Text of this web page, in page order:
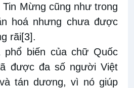
Tin Mừng cũng như trong
hoá nhưng chưa được
rãi[3].
phổ biến của chữ Quốc
được đa số người Việt
tán dương, vì nó giúp